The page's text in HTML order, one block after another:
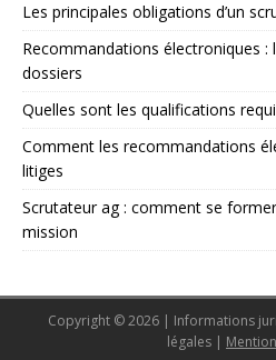
Les principales obligations d’un
Recommandations électroniques
dossiers
Quelles sont les qualifications
Comment les recommandations
litiges
Scrutateur ag : comment se
mission
Copyright © 2026 | Informations
légales |